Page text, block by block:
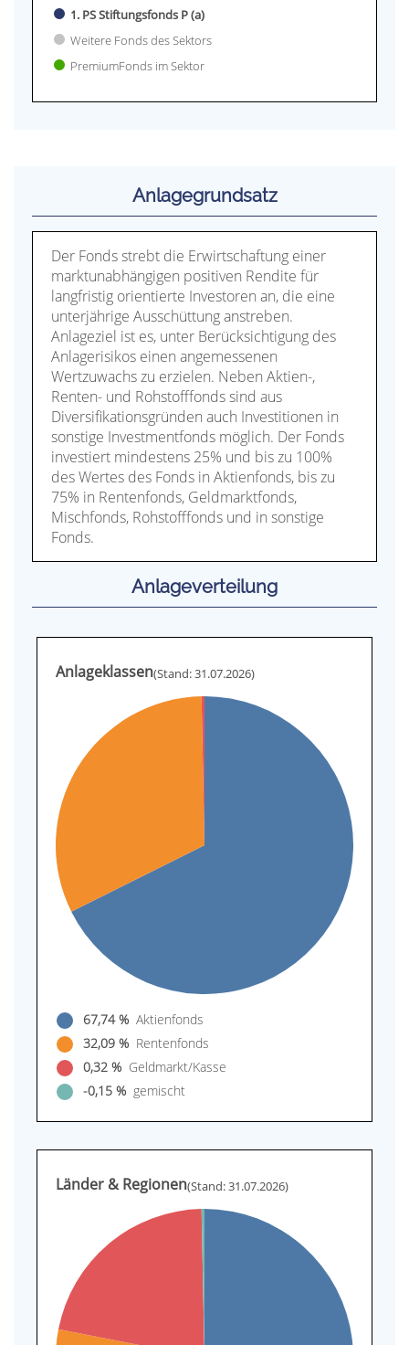
1. PS Stiftungsfonds P (a)
Weitere Fonds des Sektors
PremiumFonds im Sektor
Anlagegrundsatz
Der Fonds strebt die Erwirtschaftung einer
marktunabhängigen positiven Rendite für
langfristig orientierte Investoren an, die eine
unterjährige Ausschüttung anstreben.
Anlageziel ist es, unter Berücksichtigung des
Anlagerisikos einen angemessenen
Wertzuwachs zu erzielen. Neben Aktien-,
Renten- und Rohstofffonds sind aus
Diversifikationsgründen auch Investitionen in
sonstige Investmentfonds möglich. Der Fonds
investiert mindestens 25% und bis zu 100%
des Wertes des Fonds in Aktienfonds, bis zu
75% in Rentenfonds, Geldmarktfonds,
Mischfonds, Rohstofffonds und in sonstige
Fonds.
Anlageverteilung
Anlageklassen(Stand: 31.07.2026)
67,74 % Aktienfonds
32,09 % Rentenfonds
0,32 % Geldmarkt/Kasse
-0,15 % gemischt
Länder & Regionen(Stand: 31.07.2026)